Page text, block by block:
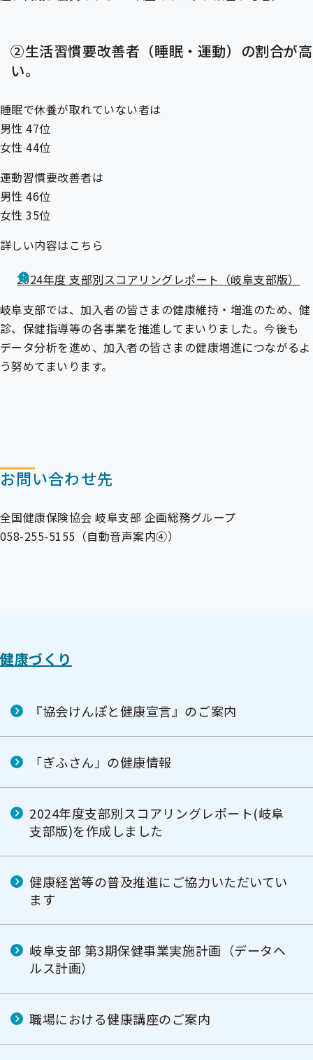
②生活習慣要改善者（睡眠・運動）の割合が高
い。
睡眠で休養が取れていない者は
男性 47位
女性 44位
運動習慣要改善者は
男性 46位
女性 35位
詳しい内容はこちら
2024年度 支部別スコアリングレポート（岐阜支部版）
岐阜支部では、加入者の皆さまの健康維持・増進のため、健
診、保健指導等の各事業を推進してまいりました。今後も
データ分析を進め、加入者の皆さまの健康増進につながるよ
う努めてまいります。
お問い合わせ先
全国健康保険協会 岐阜支部 企画総務グループ
058-255-5155（自動音声案内④）
健康づくり
『協会けんぽと健康宣言』のご案内
「ぎふさん」の健康情報
2024年度支部別スコアリングレポート(岐阜
支部版)を作成しました
健康経営等の普及推進にご協力いただいてい
ます
岐阜支部 第3期保健事業実施計画（データヘ
ルス計画）
職場における健康講座のご案内